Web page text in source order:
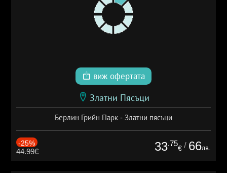
виж офертата
Златни Пясъци
Берлин Грийн Парк - Златни пясъци
-25%
44.99€ 33.75
€ / 66лв.